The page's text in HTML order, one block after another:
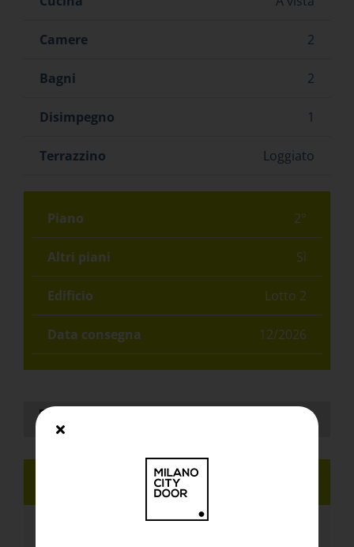
Camere 2
Bagni 2
Disimpegno 1
Terrazzino Loggiato
Piano 2°
Altri piani Sì
Edificio Lotto 2
Data consegna 12/2026
TUTTI I VANTAGGI